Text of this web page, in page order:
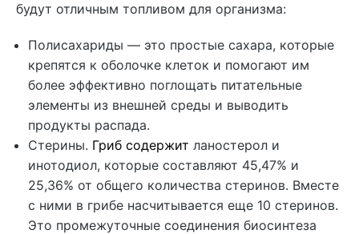
будут отличным топливом для организма:
Полисахариды — это простые сахара, которые
крепятся к оболочке клеток и помогают им
более эффективно поглощать питательные
элементы из внешней среды и выводить
продукты распада.
Стерины. Гриб содержит ланостерол и
инотодиол, которые составляют 45,47% и
25,36% от общего количества стеринов. Вместе
с ними в грибе насчитывается еще 10 стеринов.
Это промежуточные соединения биосинтеза